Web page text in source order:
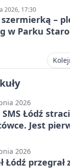
2026, 17:30
–
w Parku
2026
Łódź
Jest
2026
Łódź